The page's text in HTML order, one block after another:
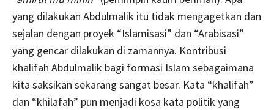
yang dilakukan Abdulmalik itu tidak mengagetkan dan
sejalan dengan proyek “Islamisasi” dan “Arabisasi”
yang gencar dilakukan di zamannya. Kontribusi
khalifah Abdulmalik bagi formasi Islam sebagaimana
kita saksikan sekarang sangat besar. Kata “khalifah”
dan “khilafah” pun menjadi kosa kata politik yang